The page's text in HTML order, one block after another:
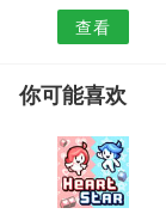
查看
你可能喜欢